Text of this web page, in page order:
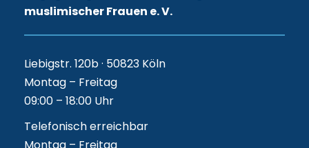
muslimischer Frauen e. V.
Liebigstr. 120b · 50823 Köln
Montag – Freitag
09:00 – 18:00 Uhr
Telefonisch erreichbar